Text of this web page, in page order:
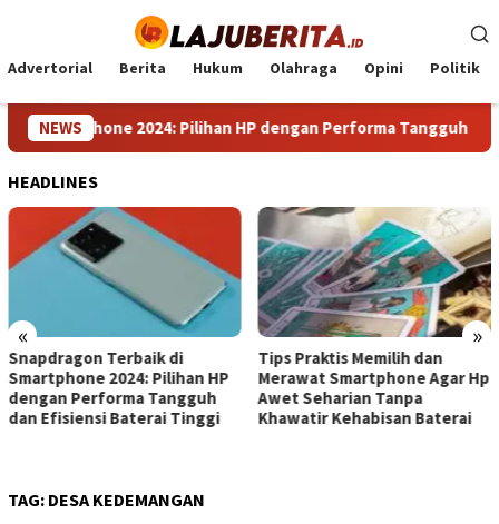
konten
Advertorial Berita Hukum Olahraga Opini Politik
NEWS
Smartphone 2024: Pilihan HP dengan Performa Tangguh dan
HEADLINES
« »
Terbaik di
2024: Pilihan HP
Tangguh
Baterai Tinggi
Tips Praktis Memilih dan
Merawat Smartphone Agar Hp
Awet Seharian Tanpa
Khawatir Kehabisan Baterai
Edi
Telaga
Langkah
Kota
TAG: DESA KEDEMANGAN